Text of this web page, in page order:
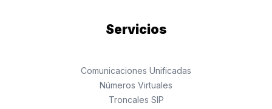
Servicios
Comunicaciones Unificadas
Números Virtuales
Troncales SIP